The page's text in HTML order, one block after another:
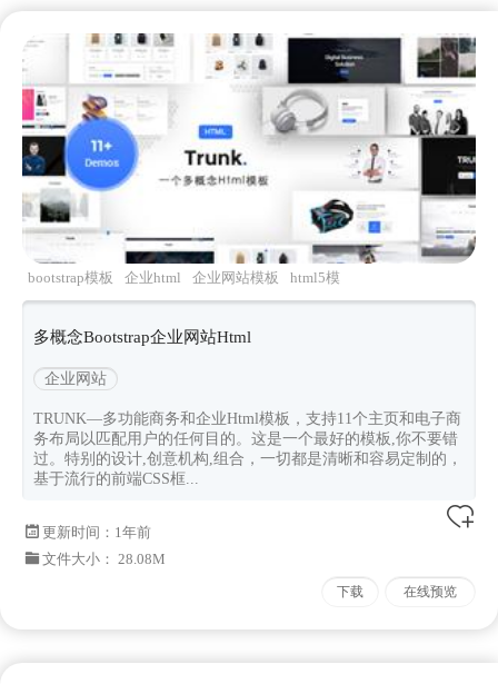
bootstrap模板 企业html 企业网站模板
html5模
板
TRUNK
多概念Bootstrap企业网站Html
企业网站
TRUNK—多功能商务和企业Html模板，支持11个主页和电子商
务布局以匹配用户的任何目的。这是一个最好的模板,你不要错
过。特别的设计,创意机构,组合，一切都是清晰和容易定制的，
基于流行的前端CSS框...
更新时间： 1年前
文件大小： 28.08M
下载 在线预览